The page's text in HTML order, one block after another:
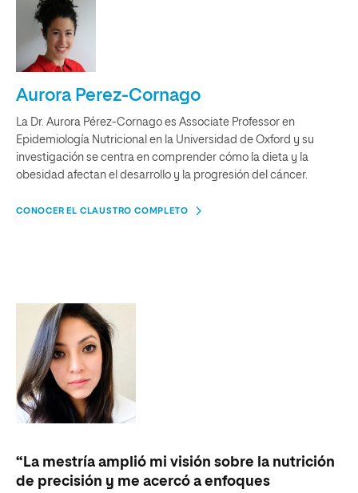
Aurora Perez-Cornago
La Dr. Aurora Pérez-Cornago es Associate Professor en
Epidemiología Nutricional en la Universidad de Oxford y su
investigación se centra en comprender cómo la dieta y la
obesidad afectan el desarrollo y la progresión del cáncer.
CONOCER EL CLAUSTRO COMPLETO
“La mestría amplió mi visión sobre la nutrición
de precisión y me acercó a enfoques